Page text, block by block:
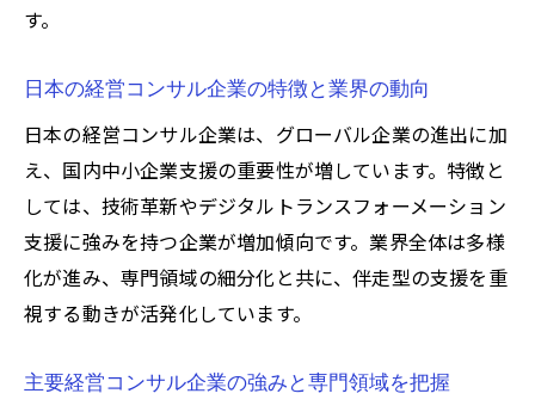
経営コンサル大手が進化し続ける背景を解
説
中小企業向け経営コンサルの新たな挑戦
ランキングから見る経営コンサルの現状と傾向
経営コンサルランキングで見る企業の今
コンサルティング会社ランキングの選定基
準とは
経営コンサル有名企業の評価ポイントを検
す。
日本の経営コンサル企業の特徴と業界の動向
日本の経営コンサル企業は、グローバル企業の進出に加
え、国内中小企業支援の重要性が増しています。特徴と
しては、技術革新やデジタルトランスフォーメーション
支援に強みを持つ企業が増加傾向です。業界全体は多様
化が進み、専門領域の細分化と共に、伴走型の支援を重
視する動きが活発化しています。
主要経営コンサル企業の強みと専門領域を把握